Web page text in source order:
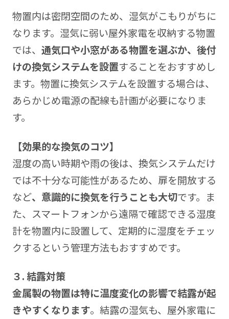
物置内は密閉空間のため、湿気がこもりがちに
なります。湿気に弱い屋外家電を収納する物置
では、 通気口や小窓がある物置を選ぶか、後付
けの換気システムを設置することをおすすめし
ます。物置に換気システムを設置する場合は、
あらかじめ電源の配線も計画が必要になりま
す。
【効果的な換気のコツ】
湿度の高い時期や雨の後は、換気システムだけ
では不十分な可能性があるため、扉を開放する
など、意識的に換気を行うことも大切です。ま
た、スマートフォンから遠隔で確認できる湿度
計を物置内に設置して、定期的に湿度をチェッ
クするという管理方法もおすすめです。
３. 結露対策
金属製の物置は特に温度変化の影響で結露が起
きやすくなります。結露の湿気も、屋外家電に